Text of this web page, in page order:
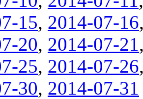
15, 2014-07-16
20, 2014-07-21
25, 2014-07-26
30, 2014-07-31